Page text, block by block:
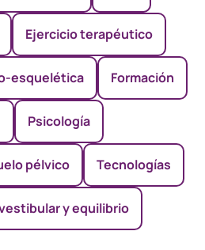
Ejercicio terapéutico
esquelética Formación
Psicología
pélvico Tecnologías
y equilibrio